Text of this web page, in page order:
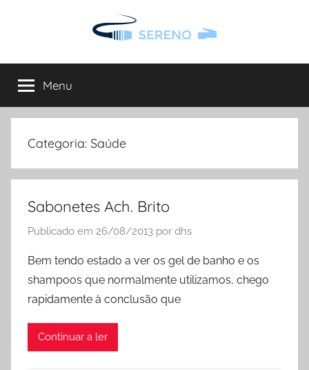
conteúdo
Sereno
onde
pode
encontrar
todo
tipo
informação
interesse
Menu
Categoria: Saúde
Sabonetes Ach. Brito
Publicado em 26/08/2013 por dhs
Bem tendo estado a ver os gel de banho e os
shampoos que normalmente utilizamos, chego
rapidamente à conclusão que
Continuar a ler